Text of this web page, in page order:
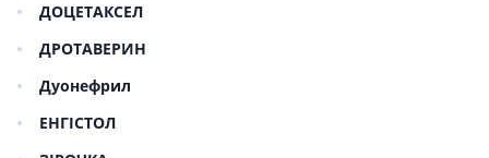
ДОЦЕТАКСЕЛ
ДРОТАВЕРИН
Дуонефрил
ЕНГІСТОЛ